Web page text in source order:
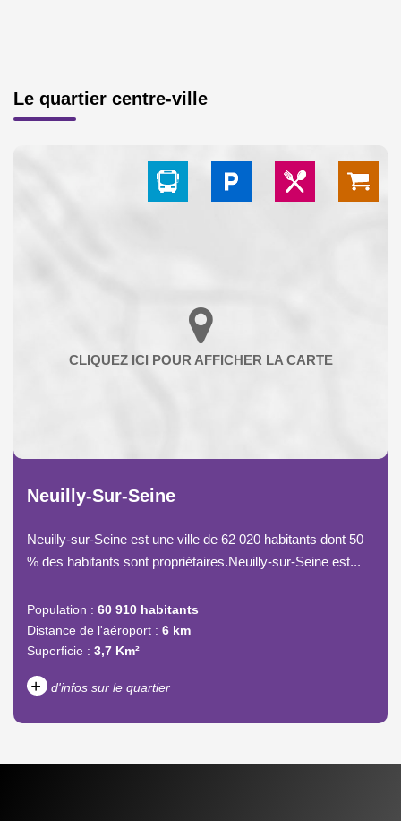
Le quartier centre-ville
Neuilly-Sur-Seine
Neuilly-sur-Seine est une ville de 62 020 habitants dont 50
% des habitants sont propriétaires.Neuilly-sur-Seine est...
Population : 60 910 habitants
Distance de l'aéroport : 6 km
Superficie : 3,7 Km²
+ d'infos sur le quartier